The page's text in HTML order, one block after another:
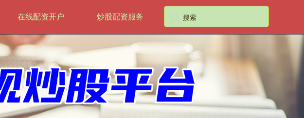
在线配资开户 炒股配资服务